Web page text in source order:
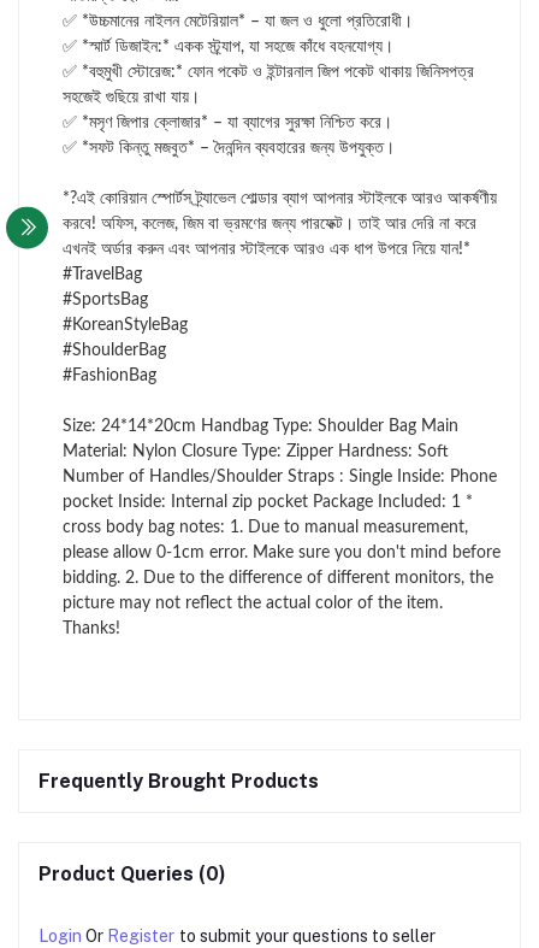
✅ *উচ্চমানের নাইলন মেটেরিয়াল* – যা জল ও ধুলো প্রতিরোধী।
✅ *স্মার্ট ডিজাইন:* একক স্ট্র্যাপ, যা সহজে কাঁধে বহনযোগ্য।
✅ *বহুমুখী স্টোরেজ:* ফোন পকেট ও ইন্টারনাল জিপ পকেট থাকায় জিনিসপত্র
সহজেই গুছিয়ে রাখা যায়।
✅ *মসৃণ জিপার ক্লোজার* – যা ব্যাগের সুরক্ষা নিশ্চিত করে।
✅ *সফট কিন্তু মজবুত* – দৈনন্দিন ব্যবহারের জন্য উপযুক্ত।
*?এই কোরিয়ান স্পোর্টস ট্র্যাভেল শোল্ডার ব্যাগ আপনার স্টাইলকে আরও আকর্ষণীয়
করবে! অফিস, কলেজ, জিম বা ভ্রমণের জন্য পারফেক্ট। তাই আর দেরি না করে
এখনই অর্ডার করুন এবং আপনার স্টাইলকে আরও এক ধাপ উপরে নিয়ে যান!*
#TravelBag
#SportsBag
#KoreanStyleBag
#ShoulderBag
#FashionBag
Size: 24*14*20cm Handbag Type: Shoulder Bag Main
Material: Nylon Closure Type: Zipper Hardness: Soft
Number of Handles/Shoulder Straps : Single Inside: Phone
pocket Inside: Internal zip pocket Package Included: 1 *
cross body bag notes: 1. Due to manual measurement,
please allow 0-1cm error. Make sure you don't mind before
bidding. 2. Due to the difference of different monitors, the
picture may not reflect the actual color of the item.
Thanks!
Frequently Brought Products
Product Queries (0)
Login Or Register to submit your questions to seller